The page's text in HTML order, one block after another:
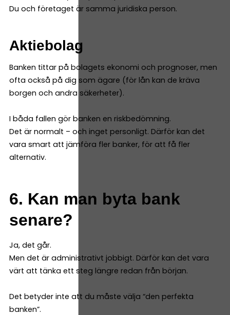
Du och företaget är samma juridiska person.
Aktiebolag
Banken tittar på bolagets ekonomi och prognoser, men
ofta också på dig som ägare (för lån kan de kräva
borgen och andra säkerheter).
I båda fallen gör banken en riskbedömning.
Det är normalt – och inget personligt. Därför kan det
vara smart att jämföra fler banker, för att få fler
alternativ.
6. Kan man byta bank
senare?
Ja, det går.
Men det är administrativt jobbigt. Därför kan det vara
värt att tänka ett steg längre redan från början.
Det betyder inte att du måste välja “den perfekta
banken”.